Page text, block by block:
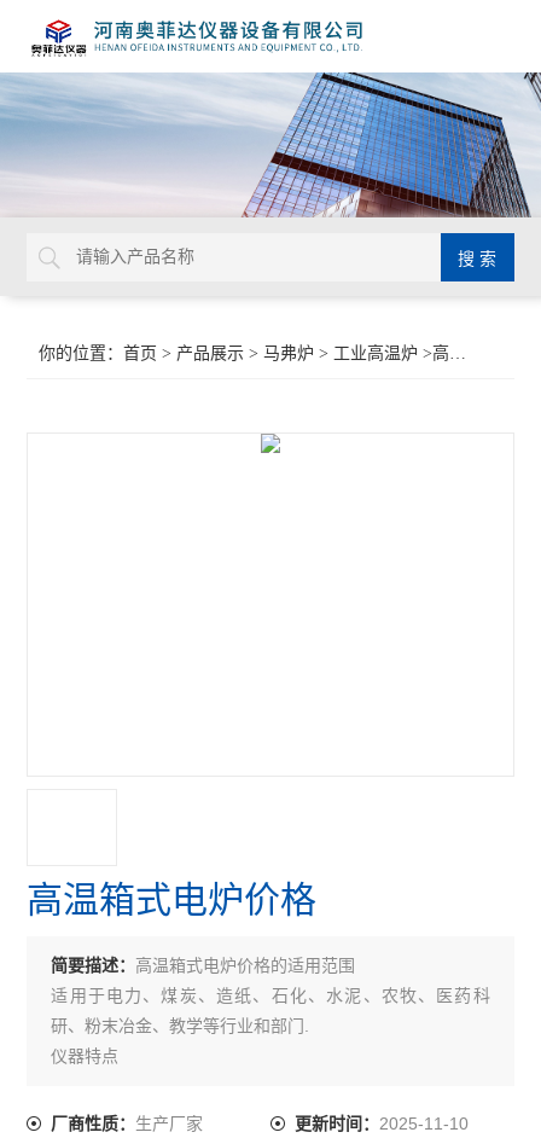
你的位置：首页 > 产品展示 >马弗炉 > 工业高温炉 >高温箱式电炉价格
高温箱式电炉价格
简要描述： 高温箱式电炉价格的适用范围
适用于电力、煤炭、造纸、石化、水泥、农牧、医药科
研、粉末冶金、教学等行业和部门.
仪器特点
速度快；
厂商性质： 生产厂家 更新时间： 2025-11-10